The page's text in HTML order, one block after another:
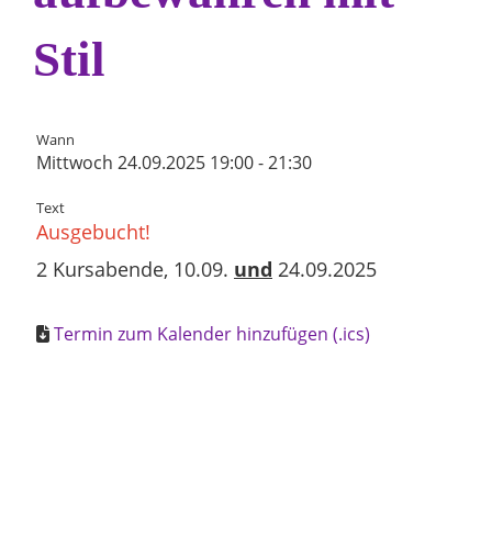
Stil
Wann
Mittwoch 24.09.2025 19:00 - 21:30
Text
Ausgebucht!
2 Kursabende, 10.09. und 24.09.2025
Termin zum Kalender hinzufügen (.ics)